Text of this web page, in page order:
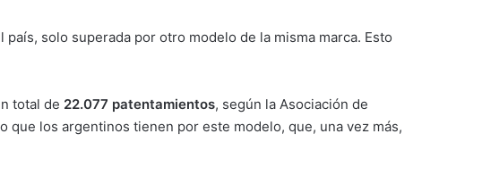
solo superada por otro modelo de la misma marca. Esto
total de 22.077 patentamientos, según la Asociación de
que los argentinos tienen por este modelo, que, una vez más,